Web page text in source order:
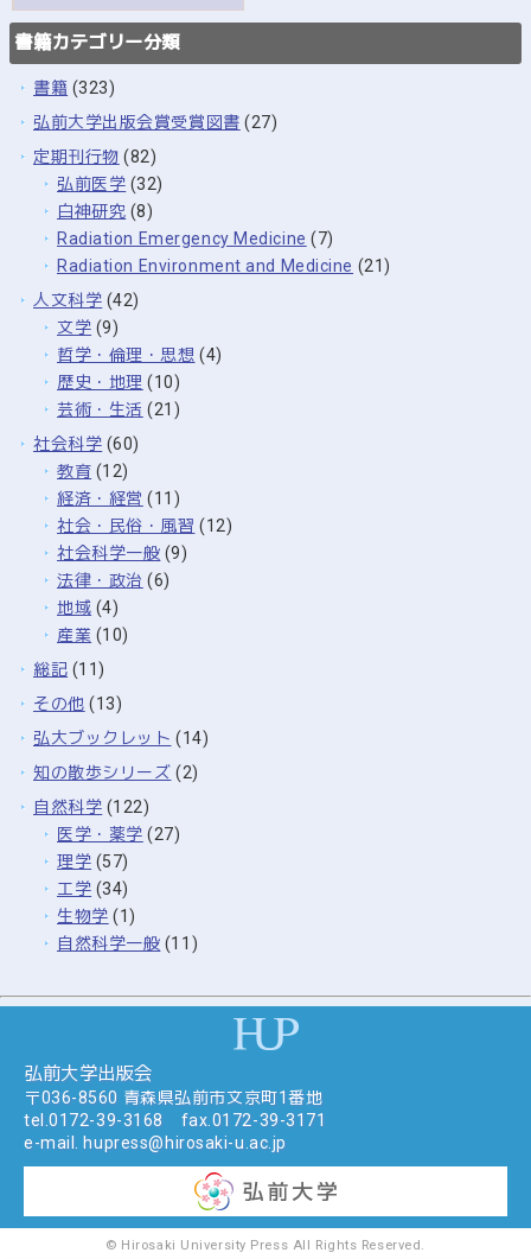
書籍カテゴリー分類
書籍 (323)
弘前大学出版会賞受賞図書 (27)
定期刊行物 (82)
弘前医学 (32)
白神研究 (8)
Radiation Emergency Medicine (7)
Radiation Environment and Medicine (21)
人文科学 (42)
文学 (9)
哲学・倫理・思想 (4)
歴史・地理 (10)
芸術・生活 (21)
社会科学 (60)
教育 (12)
経済・経営 (11)
社会・民俗・風習 (12)
社会科学一般 (9)
法律・政治 (6)
地域 (4)
産業 (10)
総記 (11)
その他 (13)
弘大ブックレット (14)
知の散歩シリーズ (2)
自然科学 (122)
医学・薬学 (27)
理学 (57)
工学 (34)
生物学 (1)
自然科学一般 (11)
弘前大学出版会
〒036-8560 青森県弘前市文京町1番地
tel.0172-39-3168
fax.0172-39-3171
e-mail. hupress@hirosaki-u.ac.jp
© Hirosaki University Press All Rights Reserved.